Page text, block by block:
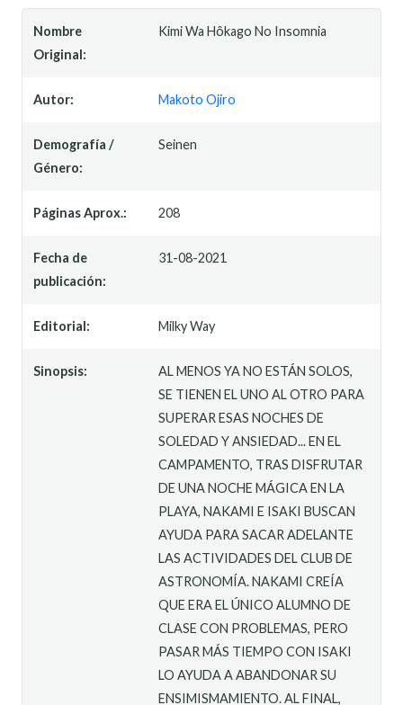
Nombre
Original:
Kimi Wa Hôkago No Insomnia
Autor: Makoto Ojiro
Demografía /
Género:
Seinen
Páginas Aprox.: 208
Fecha de
publicación:
31-08-2021
Editorial: Milky Way
Sinopsis:
AL MENOS YA NO ESTÁN SOLOS,
SE TIENEN EL UNO AL OTRO PARA
SUPERAR ESAS NOCHES DE
SOLEDAD Y ANSIEDAD... EN EL
CAMPAMENTO, TRAS DISFRUTAR
DE UNA NOCHE MÁGICA EN LA
PLAYA, NAKAMI E ISAKI BUSCAN
AYUDA PARA SACAR ADELANTE
LAS ACTIVIDADES DEL CLUB DE
ASTRONOMÍA. NAKAMI CREÍA
QUE ERA EL ÚNICO ALUMNO DE
CLASE CON PROBLEMAS, PERO
PASAR MÁS TIEMPO CON ISAKI
LO AYUDA A ABANDONAR SU
ENSIMISMAMIENTO. AL FINAL,